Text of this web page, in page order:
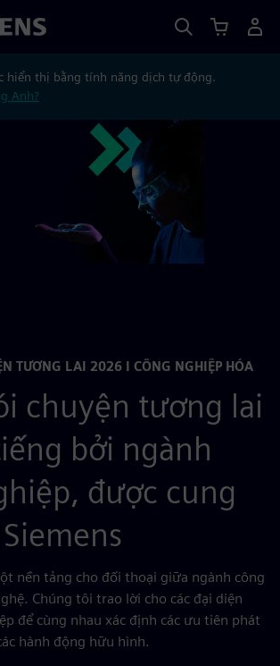
hiển thị bằng tính năng dịch tự động.
Anh?
TƯƠNG LAI 2026 I CÔNG NGHIỆP HÓA
chuyện tương lai
bởi ngành
được cung
nền tảng cho đối thoại giữa ngành công
Chúng tôi trao lời cho các đại diện
để cùng nhau xác định các ưu tiên phát
hành động hữu hình.